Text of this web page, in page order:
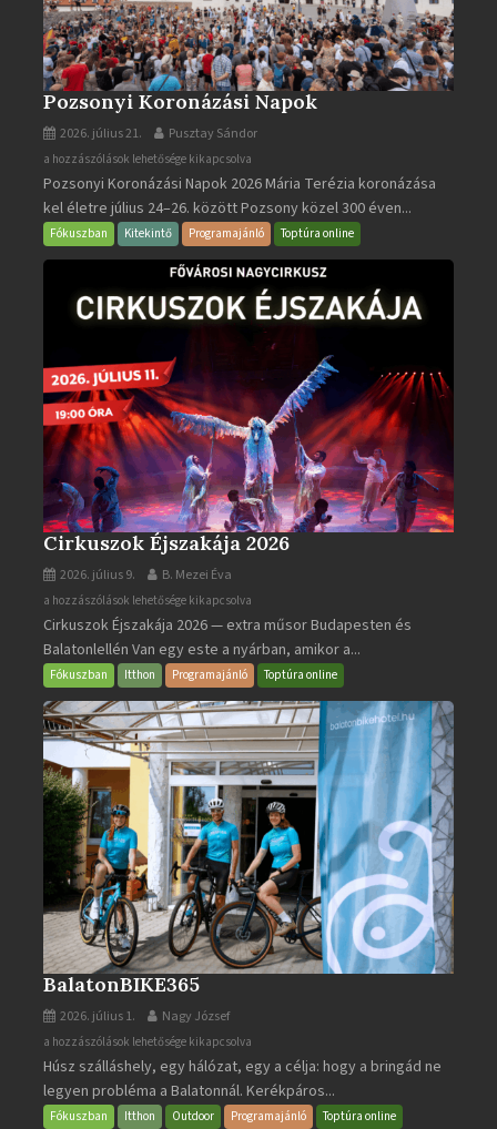
Pozsonyi Koronázási Napok
2026. július 21. Pusztay Sándor
Pozsonyi
Koronázási
Napok
bejegyzéshez
a hozzászólások lehetősége kikapcsolva
Pozsonyi Koronázási Napok 2026 Mária Terézia koronázása
kel életre július 24–26. között Pozsony közel 300 éven...
Fókuszban Kitekintő Programajánló Toptúra online
Cirkuszok Éjszakája 2026
2026. július 9. B. Mezei Éva
Cirkuszok
Éjszakája
2026
bejegyzéshez
a hozzászólások lehetősége kikapcsolva
Cirkuszok Éjszakája 2026 — extra műsor Budapesten és
Balatonlellén Van egy este a nyárban, amikor a...
Fókuszban Itthon Programajánló Toptúra online
BalatonBIKE365
2026. július 1. Nagy József
BalatonBIKE365
bejegyzéshez
a hozzászólások lehetősége kikapcsolva
Húsz szálláshely, egy hálózat, egy a célja: hogy a bringád ne
legyen probléma a Balatonnál. Kerékpáros...
Fókuszban Itthon Outdoor Programajánló Toptúra online